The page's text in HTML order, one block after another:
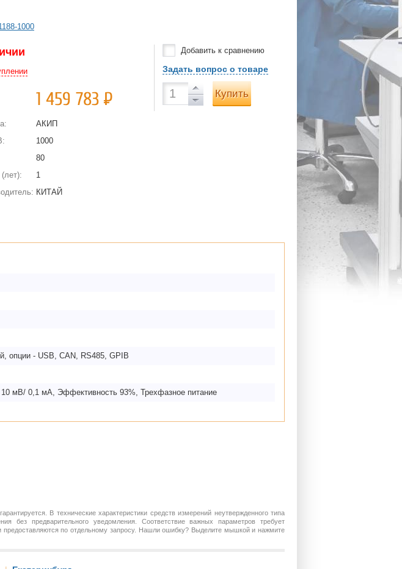
1000
1 459 783 Р
АКИП
1000
80
1
КИТАЙ
Добавить к сравнению
Задать вопрос о товаре
Купить
опции - USB, CAN, RS485, GPIB
10 мВ/ 0,1 мА, Эффективность 93%, Трехфазное питание
В технические характеристики средств измерений неутвержденного типа
без предварительного уведомления. Соответствие важных параметров требует
предоставляются по отдельному запросу. Нашли ошибку? Выделите мышкой и нажмите